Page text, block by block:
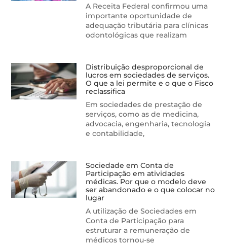
A Receita Federal confirmou uma
importante oportunidade de
adequação tributária para clínicas
odontológicas que realizam
Distribuição desproporcional de
lucros em sociedades de serviços.
O que a lei permite e o que o Fisco
reclassifica
Em sociedades de prestação de
serviços, como as de medicina,
advocacia, engenharia, tecnologia
e contabilidade,
Sociedade em Conta de
Participação em atividades
médicas. Por que o modelo deve
ser abandonado e o que colocar no
lugar
A utilização de Sociedades em
Conta de Participação para
estruturar a remuneração de
médicos tornou-se